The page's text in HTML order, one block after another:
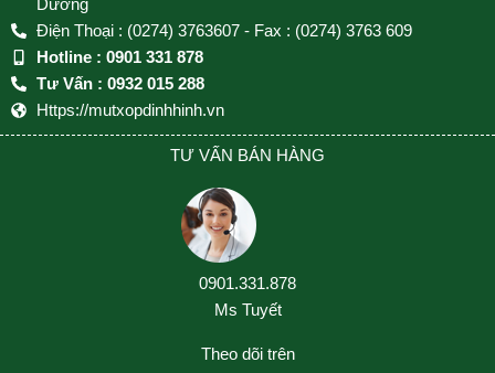
Dương
Điện Thoại : (0274) 3763607 - Fax : (0274) 3763 609
Hotline : 0901 331 878
Tư Vấn : 0932 015 288
Https://mutxopdinhhinh.vn
TƯ VẤN BÁN HÀNG
0901.331.878
Ms Tuyết
Theo dõi trên